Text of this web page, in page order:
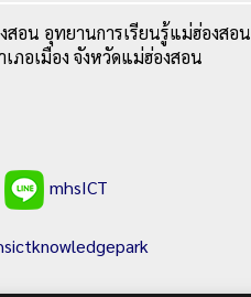
อน อุทยานการเรียนรู้แม่ฮ่องสอน
อเมือง จังหวัดแม่ฮ่องสอน
mhsICT